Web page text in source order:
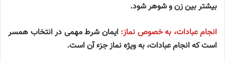
بیشتر بین زن و شوهر شود.
انجام عبادات، به خصوص نماز: ایمان شرط مهمی در انتخاب همسر
است که انجام عبادات، به ویژه نماز جزء آن است.